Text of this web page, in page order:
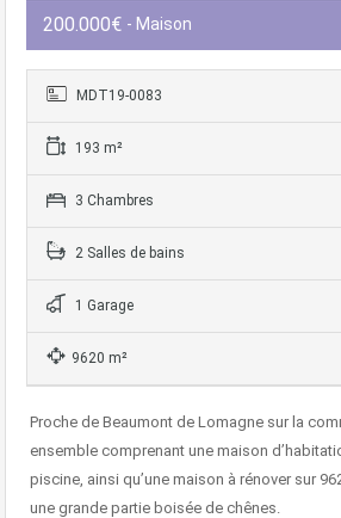
200.000€ - Maison
MDT19-0083
193 m²
3 Chambres
2 Salles de bains
1 Garage
9620 m²
Proche de Beaumont de Lomagne sur la
ensemble comprenant une maison
piscine, ainsi qu’une maison à rénover sur
une grande partie boisée de chênes.